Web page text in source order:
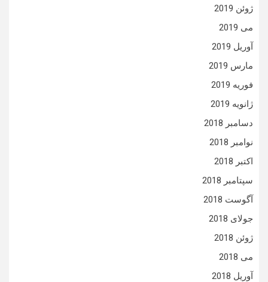
ژوئن 2019
می 2019
آوریل 2019
مارس 2019
فوریه 2019
ژانویه 2019
دسامبر 2018
نوامبر 2018
اکتبر 2018
سپتامبر 2018
آگوست 2018
جولای 2018
ژوئن 2018
می 2018
آوریل 2018